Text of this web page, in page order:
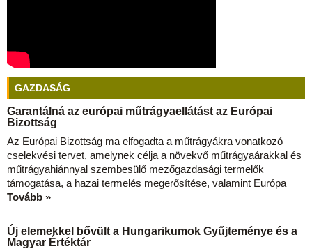
GAZDASÁG
Garantálná az európai műtrágyaellátást az Európai
Bizottság
Az Európai Bizottság ma elfogadta a műtrágyákra vonatkozó
cselekvési tervet, amelynek célja a növekvő műtrágyaárakkal és
műtrágyahiánnyal szembesülő mezőgazdasági termelők
támogatása, a hazai termelés megerősítése, valamint Európa
Tovább »
Új elemekkel bővült a Hungarikumok Gyűjteménye és a
Magyar Értéktár